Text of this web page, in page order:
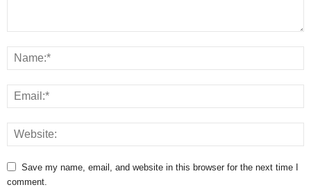
Save my name, email, and website in this browser for the next time I
comment.